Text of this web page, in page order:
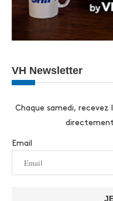
VH Newsletter
Chaque samedi,
Email